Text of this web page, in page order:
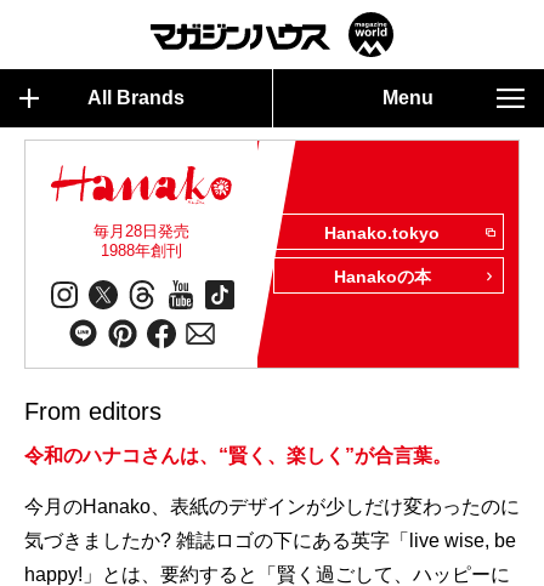
All Brands Menu
毎月28日発売
1988年創刊
Hanako.tokyo
Hanakoの本
From editors
令和のハナコさんは、“賢く、楽しく”が合言葉。
今月のHanako、表紙のデザインが少しだけ変わったのに
気づきましたか? 雑誌ロゴの下にある英字「live wise, be
happy!」とは、要約すると「賢く過ごして、ハッピーに